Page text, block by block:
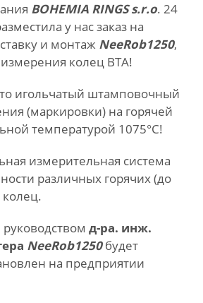
BOHEMIA RINGS s.r.o. 24
у нас заказ на
и монтаж NeeRob1250,
колец BTA!
игольчатый штамповочный
(маркировки) на горячей
температурой 1075°C!
измерительная система
различных горячих (до
колец.
д-ра. инж.
NeeRob1250будет
на предприятии